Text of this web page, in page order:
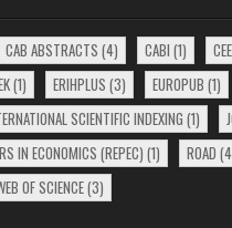
CAB ABSTRACTS (4) CABI (1)
(1) ERIHPLUS (3) EUROPUB (1)
SCIENTIFIC INDEXING(1)
IN ECONOMICS (REPEC)(1) ROAD
OF SCIENCE(3)